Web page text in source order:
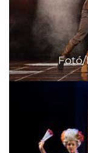
Fotó/